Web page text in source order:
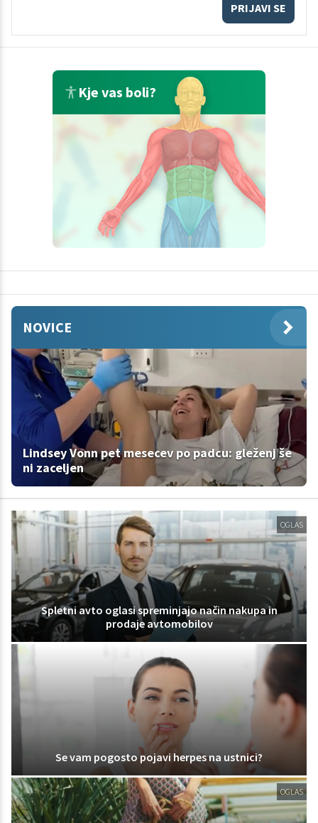
PRIJAVI SE
Kje vas boli?
NOVICE
Lindsey Vonn pet mesecev po padcu: gleženj še
ni zaceljen
OGLAS
Spletni avto oglasi spreminjajo način nakupa in
prodaje avtomobilov
Se vam pogosto pojavi herpes na ustnici?
OGLAS